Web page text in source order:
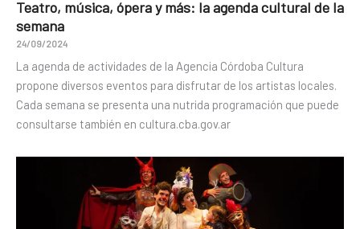
Teatro, música, ópera y más: la agenda cultural de la
semana
24/09/2024
La agenda de actividades de la Agencia Córdoba Cultura
propone diversos eventos para disfrutar de los artistas locales.
Cada semana se presenta una nutrida programación que puede
consultarse también en cultura.cba.gov.ar